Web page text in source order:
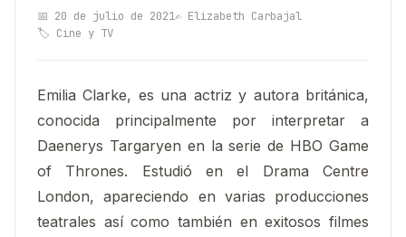
📅 20 de julio de 2021✍️ Elizabeth Carbajal
🏷️ Cine y TV
Emilia Clarke, es una actriz y autora británica,
conocida principalmente por interpretar a
Daenerys Targaryen en la serie de HBO Game
of Thrones. Estudió en el Drama Centre
London, apareciendo en varias producciones
teatrales así como también en exitosos filmes